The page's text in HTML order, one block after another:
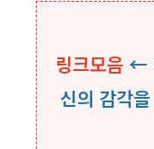
링크모음 ←
신의 감각